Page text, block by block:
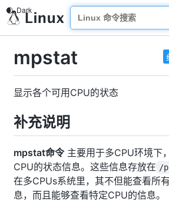
mpstat
显示各个可用CPU的状态
补充说明
mpstat命令主要用于多CPU环境下
CPU的状态信息。这些信息存放在 /
在多CPUs系统里，其不但能查看所
息，而且能够查看特定CPU的信息。